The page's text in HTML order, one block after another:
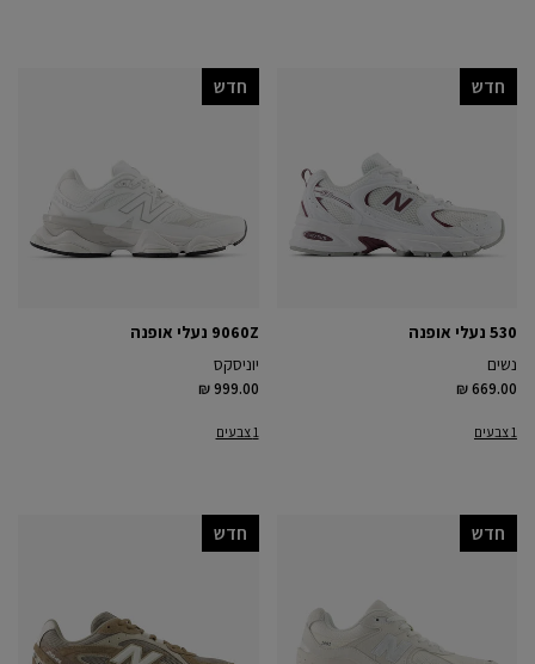
530 נעלי אופנה
נשים
₪ 669.00
1 צבעים
חדש
9060Z נעלי אופנה
יוניסקס
₪ 999.00
1 צבעים
חדש
חדש חדש